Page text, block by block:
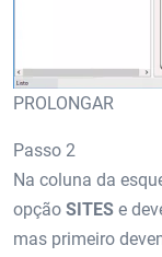
PROLONGAR
Passo 2
Na coluna da
opção SITES e
mas primeiro